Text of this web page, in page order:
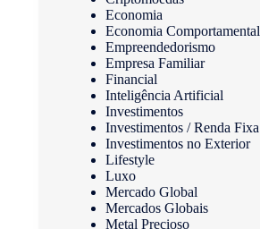
Economia
Economia Comportamental
Empreendedorismo
Empresa Familiar
Financial
Inteligência Artificial
Investimentos
Investimentos / Renda Fixa
Investimentos no Exterior
Lifestyle
Luxo
Mercado Global
Mercados Globais
Metal Precioso